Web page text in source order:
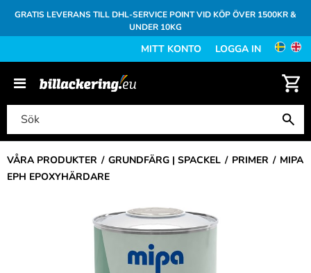
GRATIS LEVERANS TILL DHL-SERVICE POINT VID KÖP ÖVER 1500KR &
UNDER 10KG
MITT KONTO LOGGA IN
VÅRA PRODUKTER GRUNDFÄRG | SPACKEL PRIMER
MIPA
EPH EPOXYHÄRDARE